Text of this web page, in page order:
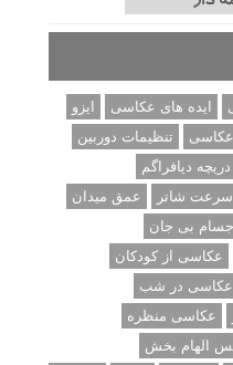
ایده های عکاسی
ایزو
تنظیمات دوربین
دریچه دیافراگم
سرعت شاتر
عمق میدان
بی جان
عکاسی از کودکان
عکاسی در شب
عکاسی منظره
الهام بخش